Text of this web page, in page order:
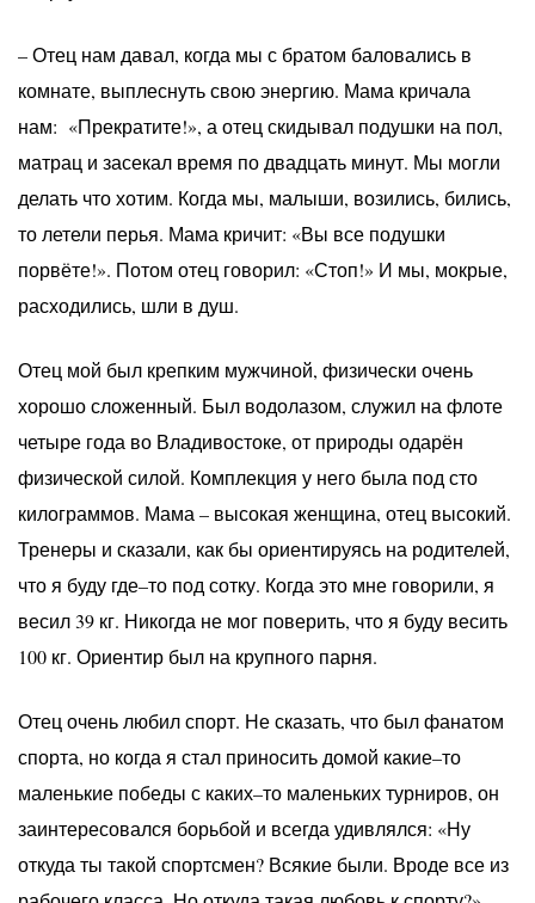
– Отец нам давал, когда мы с братом баловались в
комнате, выплеснуть свою энергию. Мама кричала
нам: «Прекратите!», а отец скидывал подушки на пол,
матрац и засекал время по двадцать минут. Мы могли
делать что хотим. Когда мы, малыши, возились, бились,
то летели перья. Мама кричит: «Вы все подушки
порвёте!». Потом отец говорил: «Стоп!» И мы, мокрые,
расходились, шли в душ.
Отец мой был крепким мужчиной, физически очень
хорошо сложенный. Был водолазом, служил на флоте
четыре года во Владивостоке, от природы одарён
физической силой. Комплекция у него была под сто
килограммов. Мама – высокая женщина, отец высокий.
Тренеры и сказали, как бы ориентируясь на родителей,
что я буду где–то под сотку. Когда это мне говорили, я
весил 39 кг. Никогда не мог поверить, что я буду весить
100 кг. Ориентир был на крупного парня.
Отец очень любил спорт. Не сказать, что был фанатом
спорта, но когда я стал приносить домой какие–то
маленькие победы с каких–то маленьких турниров, он
заинтересовался борьбой и всегда удивлялся: «Ну
откуда ты такой спортсмен? Всякие были. Вроде все из